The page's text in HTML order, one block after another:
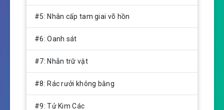
#5: Nhân cấp tam giai võ hồn
#6: Oanh sát
#7: Nhẫn trữ vật
#8: Rác rưởi không bằng
#9: Tử Kim Các